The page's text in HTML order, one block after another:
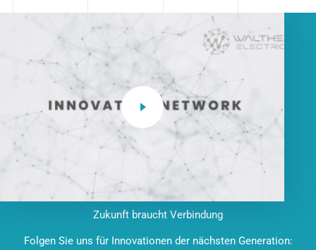
Zukunft braucht Verbindung
Folgen Sie uns für Innovationen der nächsten Generation: